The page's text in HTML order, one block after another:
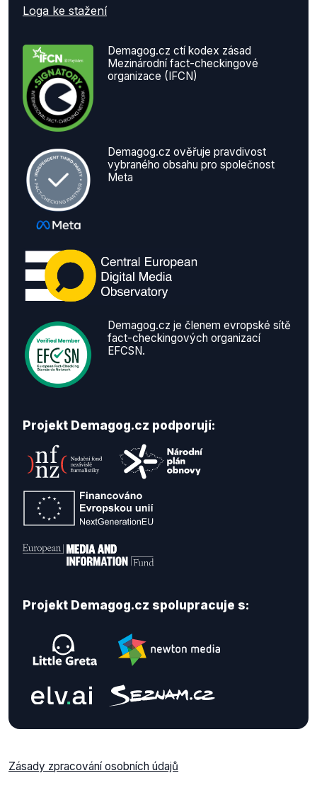
Loga ke stažení
Demagog.cz ctí kodex zásad
Mezinárodní fact-checkingové
organizace (IFCN)
Demagog.cz ověřuje pravdivost
vybraného obsahu pro společnost
Meta
Demagog.cz je členem evropské sítě
fact-checkingových organizací
EFCSN.
Projekt Demagog.cz podporují:
Projekt Demagog.cz spolupracuje s:
Zásady zpracování osobních údajů